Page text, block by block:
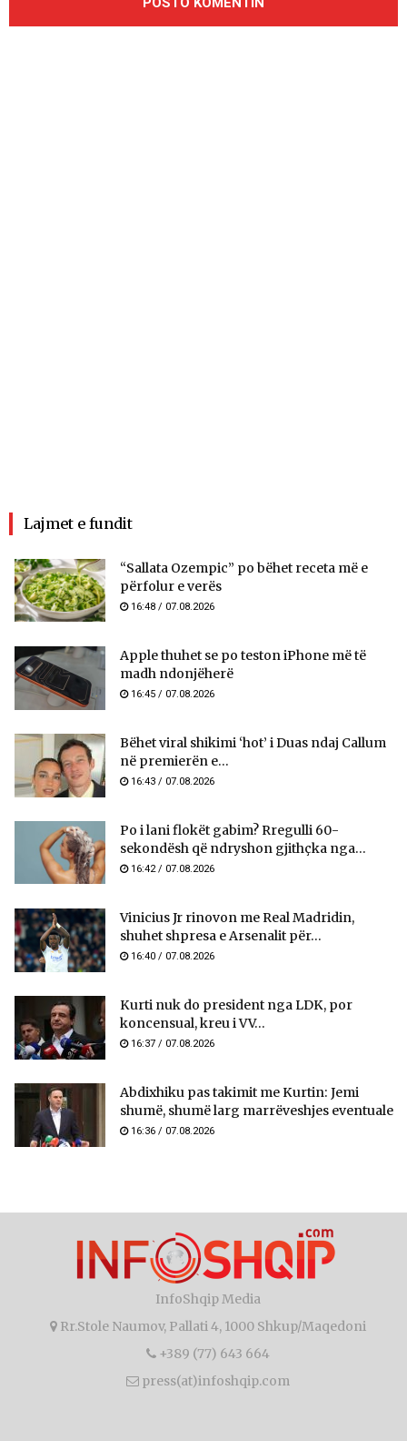
Lajmet e fundit
“Sallata Ozempic” po bëhet receta më e
përfolur e verës
16:48 / 07.08.2026
Apple thuhet se po teston iPhone më të
madh ndonjëherë
16:45 / 07.08.2026
Bëhet viral shikimi ‘hot’ i Duas ndaj Callum
në premierën e...
16:43 / 07.08.2026
Po i lani flokët gabim? Rregulli 60-
sekondësh që ndryshon gjithçka nga...
16:42 / 07.08.2026
Vinicius Jr rinovon me Real Madridin,
shuhet shpresa e Arsenalit për...
16:40 / 07.08.2026
Kurti nuk do president nga LDK, por
koncensual, kreu i VV...
16:37 / 07.08.2026
Abdixhiku pas takimit me Kurtin: Jemi
shumë, shumë larg marrëveshjes eventuale
16:36 / 07.08.2026
InfoShqip Media
Rr.Stole Naumov, Pallati 4, 1000 Shkup/Maqedoni
+389 (77) 643 664
press(at)infoshqip.com